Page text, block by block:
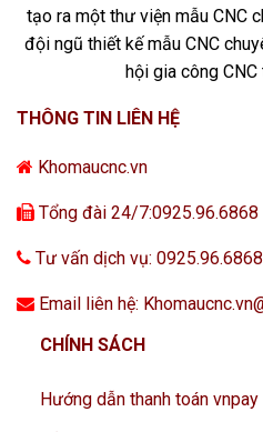
tạo ra một thư viện mẫu CNC
đội ngũ thiết kế mẫu CNC
hội gia công
THÔNG TIN LIÊN HỆ
Khomaucnc.vn
Tổng đài 24/
Tư vấn dịch vụ:
Email liên hệ:
CHÍNH SÁCH
Hướng dẫn thanh toán vnpay